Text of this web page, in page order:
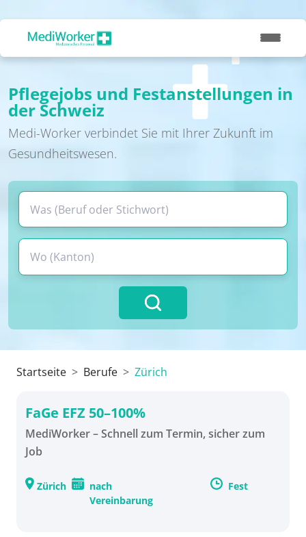
Pflegejobs und Festanstellungen in
der Schweiz
Medi-Worker verbindet Sie mit Ihrer Zukunft im
Gesundheitswesen.
Startseite Berufe Zürich
FaGe EFZ 50–100%
MediWorker – Schnell zum Termin, sicher zum
Job
Zürich
nach
Vereinbarung
Fest